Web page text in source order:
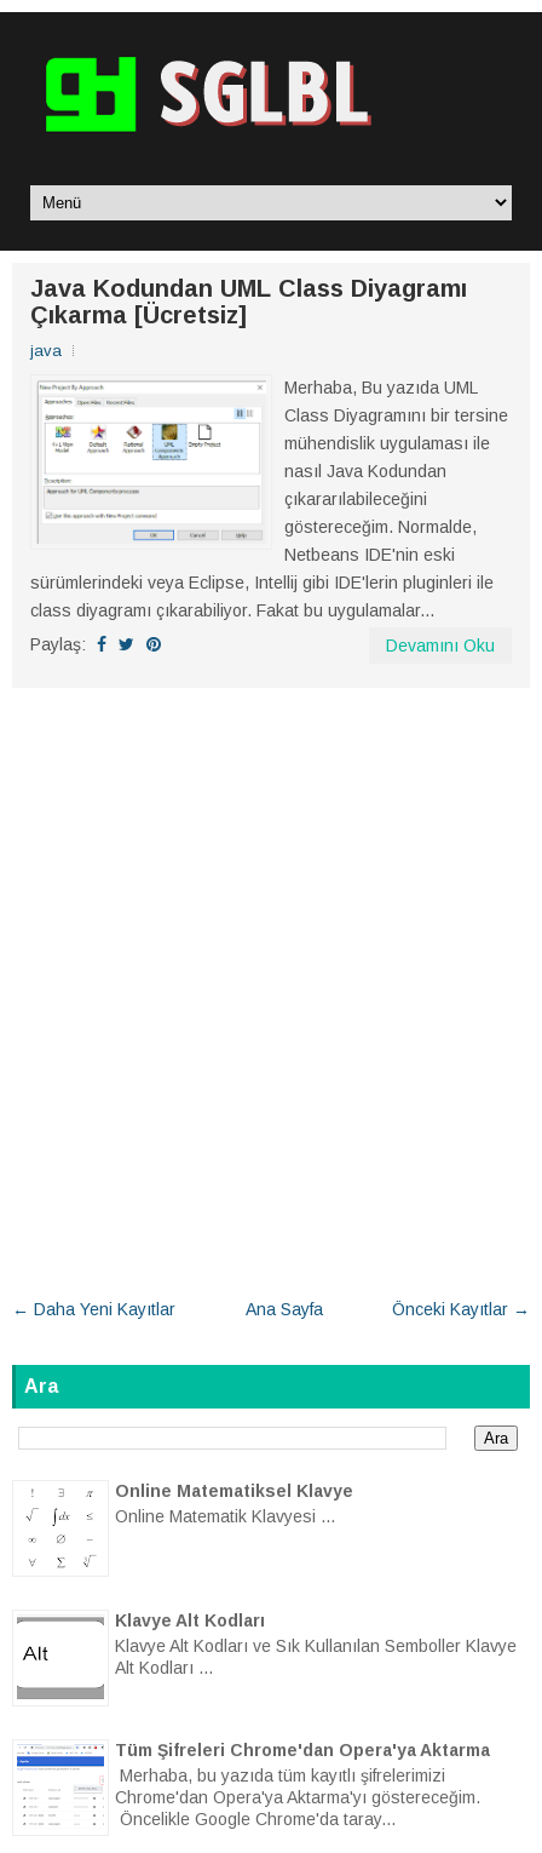
Java Kodundan UML Class Diyagramı
Çıkarma [Ücretsiz]
java
Merhaba, Bu yazıda UML
Class Diyagramını bir tersine
mühendislik uygulaması ile
nasıl Java Kodundan
çıkararılabileceğini
göstereceğim. Normalde,
Netbeans IDE'nin eski
sürümlerindeki veya Eclipse, Intellij gibi IDE'lerin pluginleri ile
class diyagramı çıkarabiliyor. Fakat bu uygulamalar...
Paylaş:
Devamını Oku
← Daha Yeni Kayıtlar Önceki Kayıtlar →
Ana Sayfa
Ara
Online Matematiksel Klavye
Online Matematik Klavyesi ...
Klavye Alt Kodları
Klavye Alt Kodları ve Sık Kullanılan Semboller Klavye
Alt Kodları ...
Tüm Şifreleri Chrome'dan Opera'ya Aktarma
Merhaba, bu yazıda tüm kayıtlı şifrelerimizi
Chrome'dan Opera'ya Aktarma'yı göstereceğim.
Öncelikle Google Chrome'da taray...